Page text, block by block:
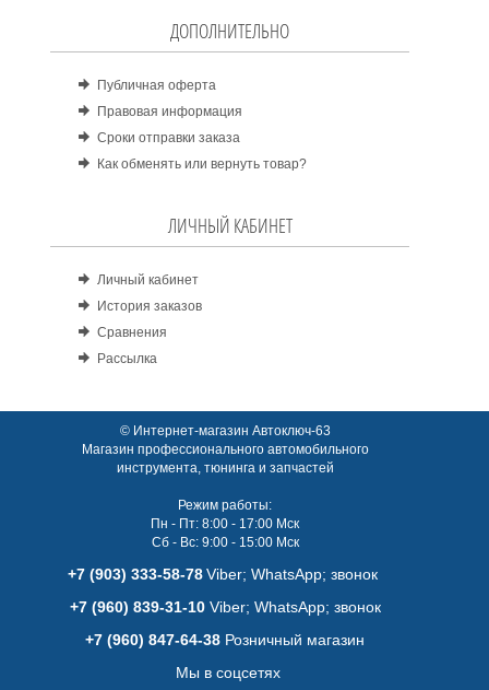
ДОПОЛНИТЕЛЬНО
Публичная оферта
Правовая информация
Сроки отправки заказа
Как обменять или вернуть товар?
ЛИЧНЫЙ КАБИНЕТ
Личный кабинет
История заказов
Сравнения
Рассылка
© Интернет-магазин Автоключ-63
Магазин профессионального автомобильного
инструмента, тюнинга и запчастей
Режим работы:
Пн - Пт: 8:00 - 17:00 Мск
Сб - Вс: 9:00 - 15:00 Мск
+7 (903) 333-58-78 Viber; WhatsАpp; звонок
+7 (960) 839-31-10Viber; WhatsАpp; звонок
+7 (960) 847-64-38 Розничный магазин
Мы в соцсетях